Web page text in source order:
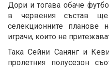
Дори и тогава обаче
в червения състав
селекционните
играчи, които не
Така Сейни Санянг и
пролетния полусезон